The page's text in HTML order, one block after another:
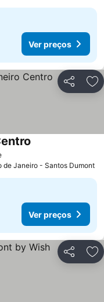
Ver preços
Partilhar
de Janeiro - Santos Dumont
Ver preços
Partilhar